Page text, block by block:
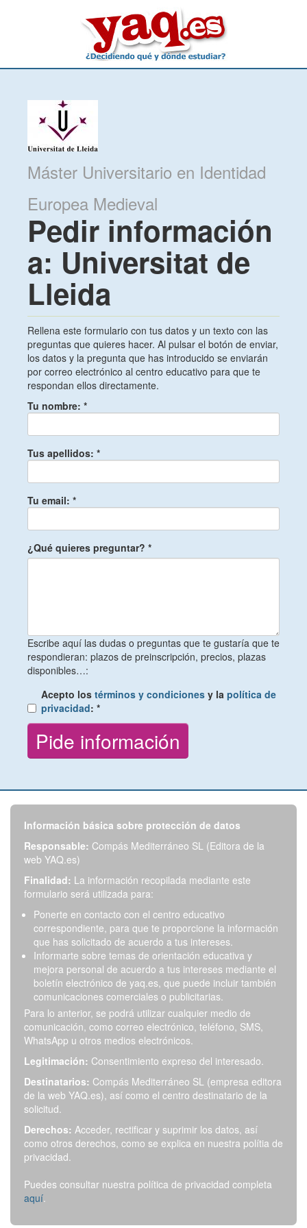
Máster Universitario en Identidad
Europea Medieval
Pedir información
a: Universitat de
Lleida
Rellena este formulario con tus datos y un texto con las
preguntas que quieres hacer. Al pulsar el botón de enviar,
los datos y la pregunta que has introducido se enviarán
por correo electrónico al centro educativo para que te
respondan ellos directamente.
Tu nombre: *
Tus apellidos: *
Tu email: *
¿Qué quieres preguntar? *
Escribe aquí las dudas o preguntas que te gustaría que te
respondieran: plazos de preinscripción, precios, plazas
disponibles…:
Acepto los términos y condiciones y la política de
privacidad: *
Información básica sobre protección de datos
Responsable: Compás Mediterráneo SL (Editora de la
web YAQ.es)
Finalidad: La información recopilada mediante este
formulario será utilizada para:
Ponerte en contacto con el centro educativo
correspondiente, para que te proporcione la información
que has solicitado de acuerdo a tus intereses.
Informarte sobre temas de orientación educativa y
mejora personal de acuerdo a tus intereses mediante el
boletín electrónico de yaq.es, que puede incluir también
comunicaciones comerciales o publicitarias.
Para lo anterior, se podrá utilizar cualquier medio de
comunicación, como correo electrónico, teléfono, SMS,
WhatsApp u otros medios electrónicos.
Legitimación: Consentimiento expreso del interesado.
Destinatarios: Compás Mediterráneo SL (empresa editora
de la web YAQ.es), así como el centro destinatario de la
solicitud.
Derechos: Acceder, rectificar y suprimir los datos, así
como otros derechos, como se explica en nuestra polítia de
privacidad.
Puedes consultar nuestra política de privacidad completa
aquí.